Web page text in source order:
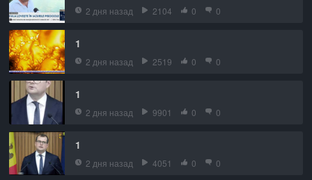
2 дня назад 2104 0 0
1
2 дня назад 2519 0 0
1
2 дня назад 9901 0 0
1
2 дня назад 4051 0 0